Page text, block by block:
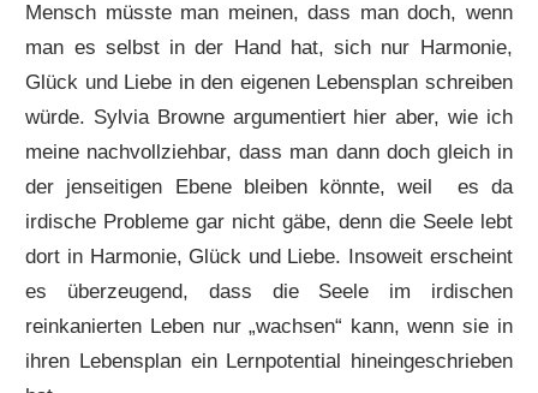
Mensch müsste man meinen, dass man doch, wenn
man es selbst in der Hand hat, sich nur Harmonie,
Glück und Liebe in den eigenen Lebensplan schreiben
würde. Sylvia Browne argumentiert hier aber, wie ich
meine nachvollziehbar, dass man dann doch gleich in
der jenseitigen Ebene bleiben könnte, weil es da
irdische Probleme gar nicht gäbe, denn die Seele lebt
dort in Harmonie, Glück und Liebe. Insoweit erscheint
es überzeugend, dass die Seele im irdischen
reinkanierten Leben nur „wachsen“ kann, wenn sie in
ihren Lebensplan ein Lernpotential hineingeschrieben